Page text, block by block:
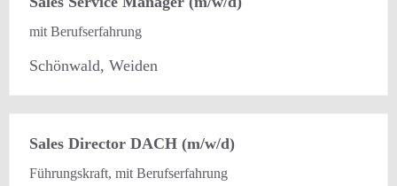
mit Berufserfahrung
Schönwald, Weiden
Sales Director DACH (m/w/d)
Führungskraft, mit Berufserfahrung